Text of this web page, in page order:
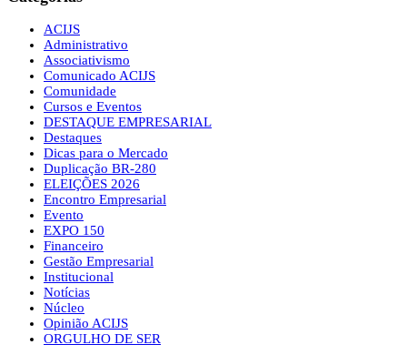
ACIJS
Administrativo
Associativismo
Comunicado ACIJS
Comunidade
Cursos e Eventos
DESTAQUE EMPRESARIAL
Destaques
Dicas para o Mercado
Duplicação BR-280
ELEIÇÕES 2026
Encontro Empresarial
Evento
EXPO 150
Financeiro
Gestão Empresarial
Institucional
Notícias
Núcleo
Opinião ACIJS
ORGULHO DE SER